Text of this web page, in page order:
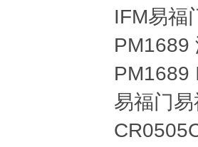
IFM易福
PM1689
PM1689
易福门